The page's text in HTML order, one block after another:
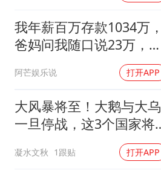
我年薪百万存款1034万，
爸妈问我随口说23万，结
阿芒娱乐说 打开APP
大风暴将至！大鹅与大乌
一旦停战，这3个国家将
凝水文秋 1跟贴 打开APP